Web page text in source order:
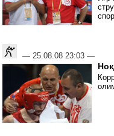
— 25.08.08 23:03 —